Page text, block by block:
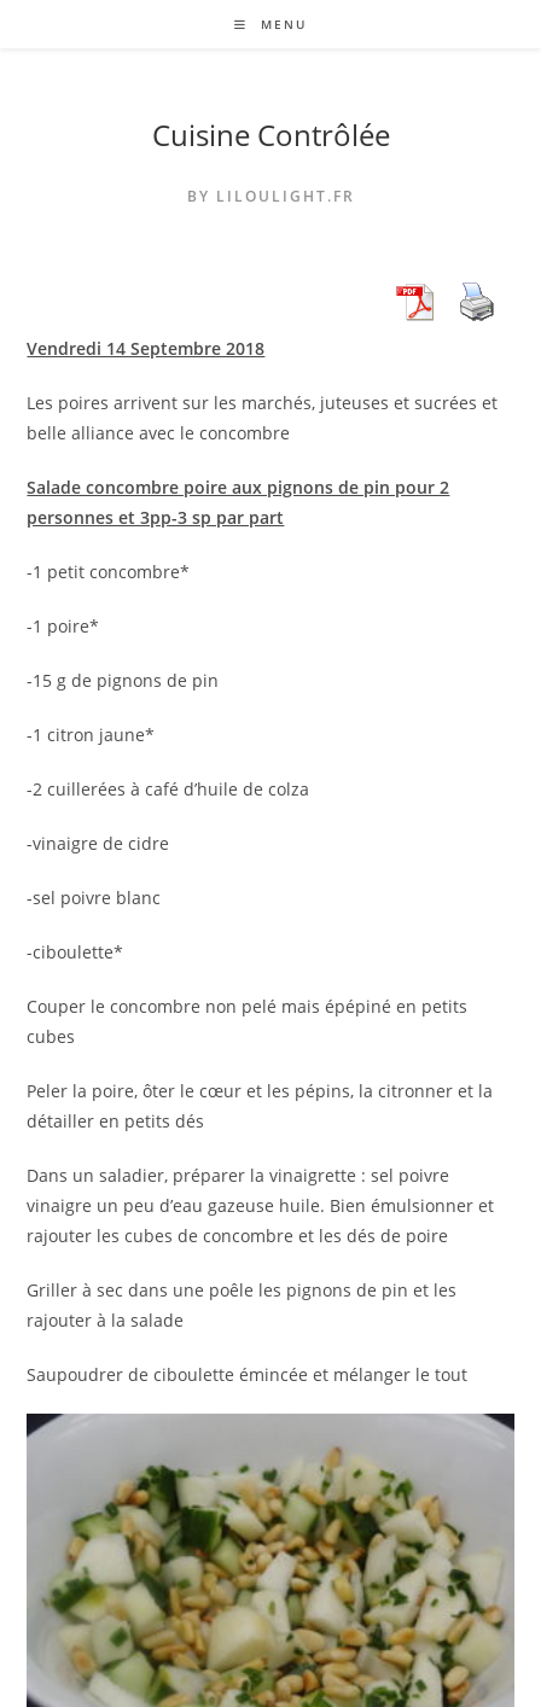
MENU
Cuisine Contrôlée
BY LILOULIGHT.FR
Vendredi 14 Septembre 2018
Les poires arrivent sur les marchés, juteuses et sucrées et
belle alliance avec le concombre
Salade concombre poire aux pignons de pin pour 2
personnes et 3pp-3 sp par part
-1 petit concombre*
-1 poire*
-15 g de pignons de pin
-1 citron jaune*
-2 cuillerées à café d’huile de colza
-vinaigre de cidre
-sel poivre blanc
-ciboulette*
Couper le concombre non pelé mais épépiné en petits
cubes
Peler la poire, ôter le cœur et les pépins, la citronner et la
détailler en petits dés
Dans un saladier, préparer la vinaigrette : sel poivre
vinaigre un peu d’eau gazeuse huile. Bien émulsionner et
rajouter les cubes de concombre et les dés de poire
Griller à sec dans une poêle les pignons de pin et les
rajouter à la salade
Saupoudrer de ciboulette émincée et mélanger le tout